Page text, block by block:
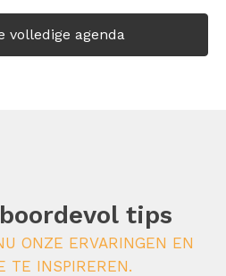
volledige agenda
tips
ONZE ERVARINGEN EN
TE INSPIREREN.